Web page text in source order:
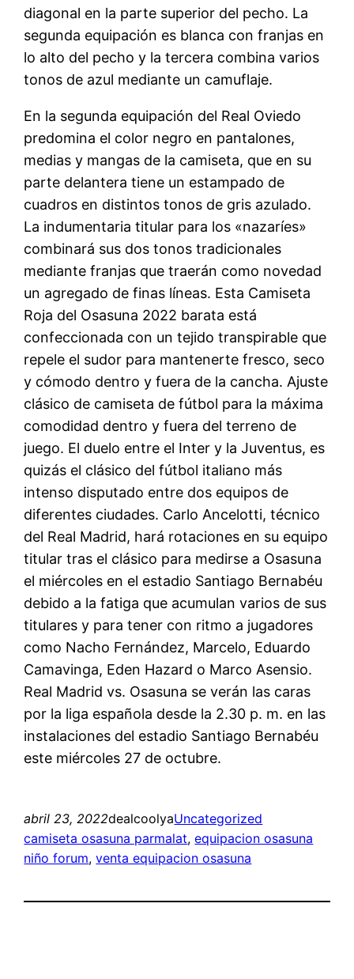
diagonal en la parte superior del pecho. La
segunda equipación es blanca con franjas en
lo alto del pecho y la tercera combina varios
tonos de azul mediante un camuflaje.
En la segunda equipación del Real Oviedo
predomina el color negro en pantalones,
medias y mangas de la camiseta, que en su
parte delantera tiene un estampado de
cuadros en distintos tonos de gris azulado.
La indumentaria titular para los «nazaríes»
combinará sus dos tonos tradicionales
mediante franjas que traerán como novedad
un agregado de finas líneas. Esta Camiseta
Roja del Osasuna 2022 barata está
confeccionada con un tejido transpirable que
repele el sudor para mantenerte fresco, seco
y cómodo dentro y fuera de la cancha. Ajuste
clásico de camiseta de fútbol para la máxima
comodidad dentro y fuera del terreno de
juego. El duelo entre el Inter y la Juventus, es
quizás el clásico del fútbol italiano más
intenso disputado entre dos equipos de
diferentes ciudades. Carlo Ancelotti, técnico
del Real Madrid, hará rotaciones en su equipo
titular tras el clásico para medirse a Osasuna
el miércoles en el estadio Santiago Bernabéu
debido a la fatiga que acumulan varios de sus
titulares y para tener con ritmo a jugadores
como Nacho Fernández, Marcelo, Eduardo
Camavinga, Eden Hazard o Marco Asensio.
Real Madrid vs. Osasuna se verán las caras
por la liga española desde la 2.30 p. m. en las
instalaciones del estadio Santiago Bernabéu
este miércoles 27 de octubre.
abril 23, 2022dealcoolyaUncategorized
camiseta osasuna parmalat, equipacion osasuna
niño forum, venta equipacion osasuna